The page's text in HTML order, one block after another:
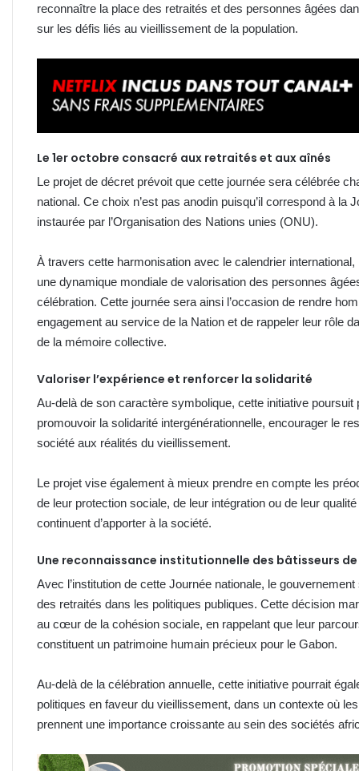
reconnaître la place des retraités et des personnes âgées
sur les défis liés au vieillissement de la population.
Le 1er octobre consacré aux retraités et aux aînés
Le projet de décret prévoit que cette journée sera célébrée
national. Ce choix n’est pas anodin puisqu’il correspond à la
instaurée par l’Organisation des Nations unies (ONU).
À travers cette harmonisation avec le calendrier
une dynamique mondiale de valorisation des personnes
célébration. Cette journée sera ainsi l’occasion de rendre
engagement au service de la Nation et de rappeler leur rôle
de la mémoire collective.
Valoriser l’expérience et renforcer la solidarité
Au-delà de son caractère symbolique, cette initiative
promouvoir la solidarité intergénérationnelle, encourager le
société aux réalités du vieillissement.
Le projet vise également à mieux prendre en compte les
de leur protection sociale, de leur intégration ou de leur
continuent d’apporter à la société.
Une reconnaissance institutionnelle des bâtisseurs
Avec l’institution de cette Journée nationale, le
des retraités dans les politiques publiques. Cette décision
au cœur de la cohésion sociale, en rappelant que leur
constituent un patrimoine humain précieux pour le Gabon.
Au-delà de la célébration annuelle, cette initiative pourrait
politiques en faveur du vieillissement, dans un contexte où
prennent une importance croissante au sein des sociétés